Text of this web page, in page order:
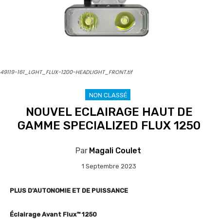
49119-161_LGHT_FLUX-1200-HEADLIGHT_FRONT.tif
NON CLASSÉ
NOUVEL ECLAIRAGE HAUT DE
GAMME SPECIALIZED FLUX 1250
Par Magali Coulet
1 Septembre 2023
PLUS D’AUTONOMIE ET DE PUISSANCE
Éclairage Avant Flux™ 1250